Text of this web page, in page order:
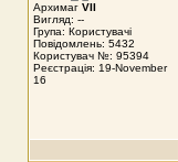
Архимаг VII
Вигляд: --
Група: Користувачі
Повідомлень: 5432
Користувач №: 95394
Реєстрація: 19-November
16